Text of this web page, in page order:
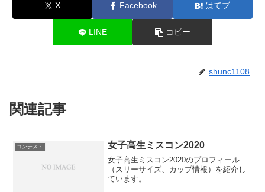
X Facebook はてブ
LINE コピー
shunc1108
関連記事
コンテスト 女子高生ミスコン2020
女子高生ミスコン2020のプロフィール
（スリーサイズ、カップ情報）を紹介し
ています。